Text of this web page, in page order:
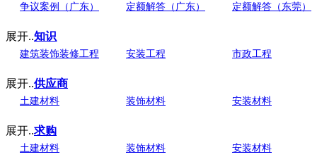
争议案例（广东） 定额解答（广东） 定额解答（东莞）
展开..知识
建筑装饰装修工程 安装工程 市政工程
展开..供应商
土建材料 装饰材料 安装材料
展开..求购
土建材料 装饰材料 安装材料